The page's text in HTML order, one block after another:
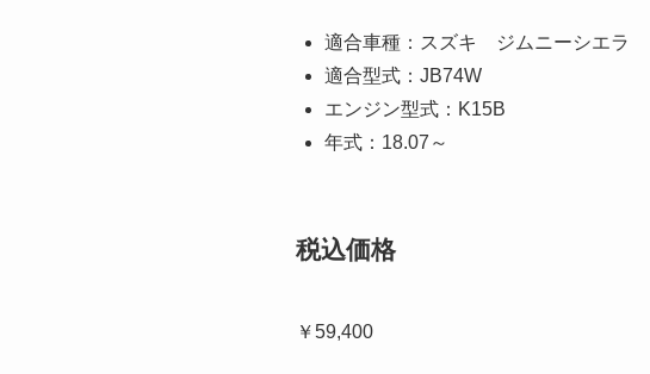
適合車種：スズキ ジムニーシエラ
適合型式：JB74W
エンジン型式：K15B
年式：18.07～
税込価格
￥59,400